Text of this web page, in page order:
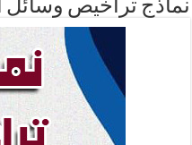
نماذج تراخيص وسائل